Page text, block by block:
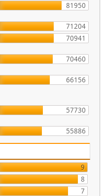
81950
71204
70941
70460
66156
57730
55886
9
8
7